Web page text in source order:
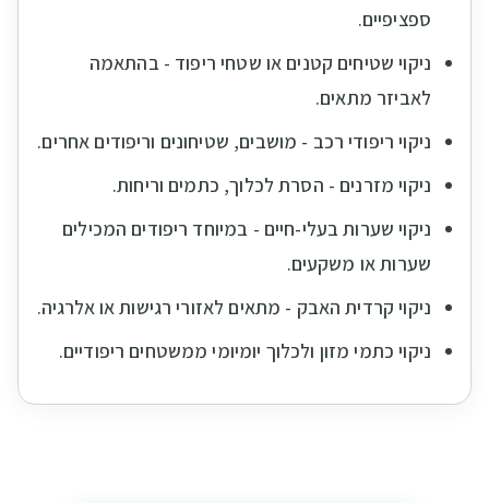
ספציפיים.
ניקוי שטיחים קטנים או שטחי ריפוד - בהתאמה
לאביזר מתאים.
ניקוי ריפודי רכב - מושבים, שטיחונים וריפודים אחרים.
ניקוי מזרנים - הסרת לכלוך, כתמים וריחות.
ניקוי שערות בעלי-חיים - במיוחד ריפודים המכילים
שערות או משקעים.
ניקוי קרדית האבק - מתאים לאזורי רגישות או אלרגיה.
ניקוי כתמי מזון ולכלוך יומיומי ממשטחים ריפודיים.